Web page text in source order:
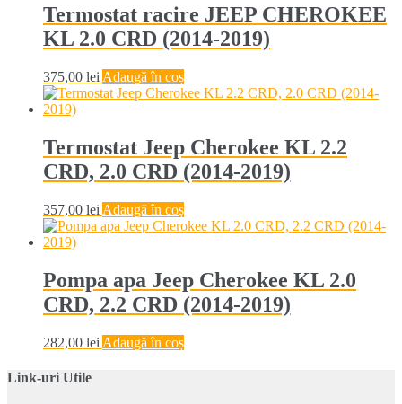
Termostat racire JEEP CHEROKEE
KL 2.0 CRD (2014-2019)
375,00 lei Adaugă în coș
Termostat Jeep Cherokee KL 2.2
CRD, 2.0 CRD (2014-2019)
357,00 lei Adaugă în coș
Pompa apa Jeep Cherokee KL 2.0
CRD, 2.2 CRD (2014-2019)
282,00 lei Adaugă în coș
Link-uri Utile